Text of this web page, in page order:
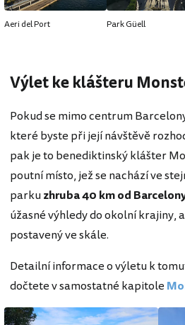
Aeri del Port Park Güell
Výlet ke klášteru
Pokud se mimo centrum
které byste při její návštěvě
pak je to benediktinský klášter
poutní místo, jež se nachází ve
parkuzhruba 40 km od
úžasné výhledy do okolní krajiny,
postavený ve skále.
Detailní informace o výletu k
dočtete v samostatné kapitole